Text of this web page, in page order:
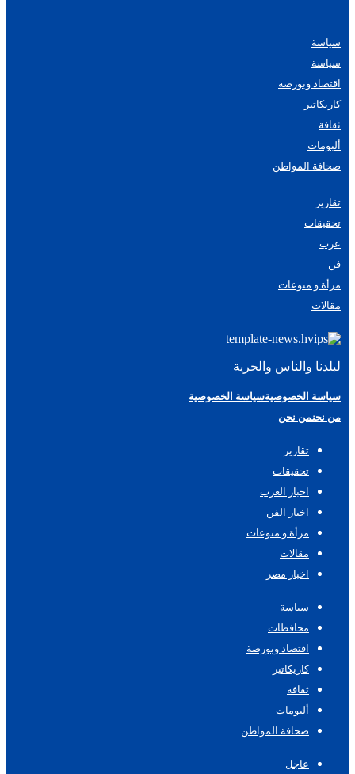
سياسة
سياسة
اقتصاد وبورصة
كاريكاتير
ثقافة
ألبومات
صحافة المواطن
تقارير
تحقيقات
عرب
فن
مرأة و منوعات
مقالات
لبلدنا والناس والحرية
سياسة الخصوصيةسياسة الخصوصية
من نحنمن نحن
تقارير
تحقيقات
اخبار العرب
اخبار الفن
مرأة و منوعات
مقالات
اخبار مصر
سياسة
محافظات
اقتصاد وبورصة
كاريكاتير
ثقافة
ألبومات
صحافة المواطن
عاجل